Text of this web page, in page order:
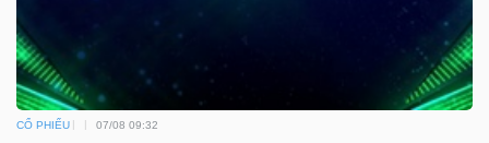
CỔ PHIẾU 07/08 09:32